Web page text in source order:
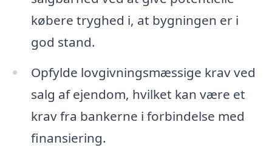
købere tryghed i, at bygningen er i
god stand.
Opfylde lovgivningsmæssige krav ved
salg af ejendom, hvilket kan være et
krav fra bankerne i forbindelse med
finansiering.